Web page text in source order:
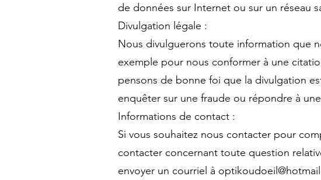
de données sur Internet ou sur un réseau
Divulgation légale :
Nous divulguerons toute information que
exemple pour nous conformer à une
pensons de bonne foi que la divulgation
enquêter sur une fraude ou répondre à
Informations de contact :
Si vous souhaitez nous contacter pour
contacter concernant toute question
envoyer un courriel à